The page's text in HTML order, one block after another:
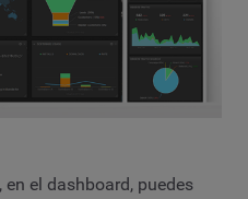
el dashboard, puedes